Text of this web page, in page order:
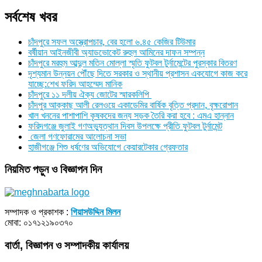
সর্বশেষ খবর
চাঁদপুরে সফল অস্ত্রোপচার, বের হলো ৬.৪৫ কেজির টিউমার
বর্ষীয়ান আইনজীবী অ্যাডভোকেট রুহুল আমিনের দাফন সম্পন্ন
চাঁদপুরে মরহুম আব্দুল মতিন মোল্লা স্মৃতি ফুটবল টুর্নামেন্টের পুরস্কার বিতরণ
দৃশ্যমান উন্নয়ন পৌঁছে দিতে সরকার ও স্থানীয় প্রশাসন একযোগে কাজ করে
যাচ্ছে:শেখ ফরিদ আহম্মেদ মানিক
চাঁদপুরে ১১ দলীয় ঐক্য জোটের স্মারকলিপি
চাঁদপুর আক্কাছ আলী রেলওয়ে একাডেমির বার্ষিক বৃত্তি প্রদান, বৃক্ষরোপান
খাল খননের পাশাপাশি কৃষকদের জন্য সড়ক তৈরি করা হবে : এমএ হান্নান
ফরিদগঞ্জে জুলাই গণঅভ্যুত্থান দিবস উপলক্ষে প্রীতি ফুটবল টুর্নামেন্ট
জেলা গণফোরামের আলোচনা সভা
হাজীগঞ্জে শিশু ধর্ষণের অভিযোগে কেয়ারটেকার গ্রেফতার
নিয়মিত পড়ুন ও বিজ্ঞাপন দিন
সম্পাদক ও প্রকাশক : গিয়াসউদ্দিন মিলন
মোবা: ০১৭১২১৯০৩৭০
বার্তা, বিজ্ঞাপন ও সম্পাদকীয় কার্যালয়